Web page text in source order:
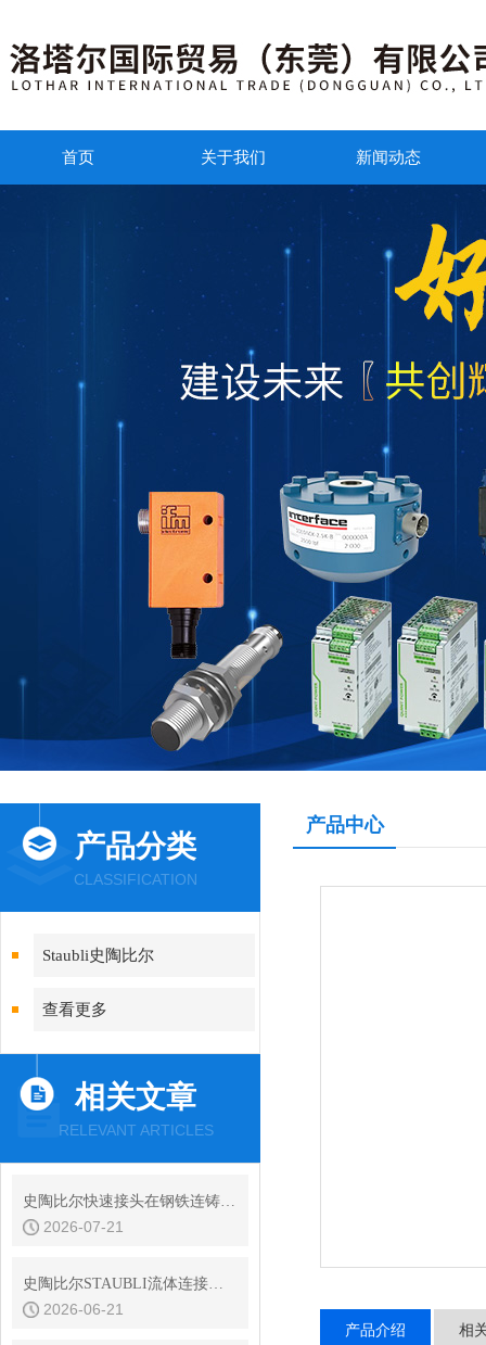
首页 关于我们 新闻动态
产品分类
CLASSIFICATION
Staubli史陶比尔
查看更多
相关文章
RELEVANT ARTICLES
史陶比尔快速接头在钢铁连铸设备结晶器冷却水快换中的耐振动性
2026-07-21
史陶比尔STAUBLI流体连接器的平面阀技术与无滴漏设计
2026-06-21
产品中心
产品介绍 相
应用
技术参数流体材质其他特性
公称直径 DN (mm)：6 到
最大允许压力*：10 bar
热/冷水
应用
技术参数流体材质其他特性
公称直径 DN (mm)：6 到
最大允许压力*：10 bar
热/冷水
应用
在苛刻条件下（尤其是在
公称直径 DN (mm)：3 到
最大允许压力*：50 bar
冷水、乙二醇水溶液、热
矿物油或合成导热油、润
气体回路：氩气、氮气、
主要为具高机械强度的不
接触流体的零件材质：不
应用
在苛刻条件下（尤其是在
公称直径 DN (mm)：3 到
最大允许压力*：50 bar
冷水、乙二醇水溶液、热
矿物油或合成导热油、润
气体回路：氩气、氮气、
主要为具高机械强度的不
接触流体的零件材质：不